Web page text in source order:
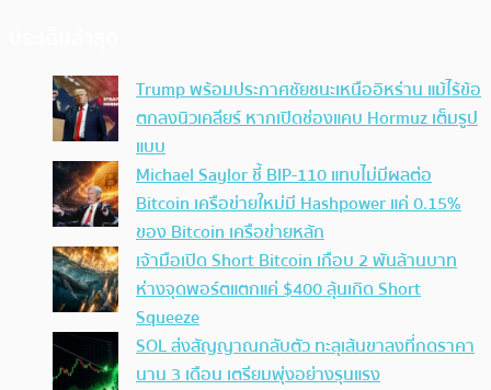
Trump พร้อมประกาศชัยชนะเหนืออิหร่าน แม้ไร้ข้อ
ตกลงนิวเคลียร์ หากเปิดช่องแคบ Hormuz เต็มรูป
แบบ
Michael Saylor ชี้ BIP-110 แทบไม่มีผลต่อ
Bitcoin เครือข่ายใหม่มี Hashpower แค่ 0.15%
ของ Bitcoin เครือข่ายหลัก
เจ้ามือเปิด Short Bitcoin เกือบ 2 พันล้านบาท
ห่างจุดพอร์ตแตกแค่ $400 ลุ้นเกิด Short
Squeeze
SOL ส่งสัญญาณกลับตัว ทะลุเส้นขาลงที่กดราคา
นาน 3 เดือน เตรียมพุ่งอย่างรุนแรง